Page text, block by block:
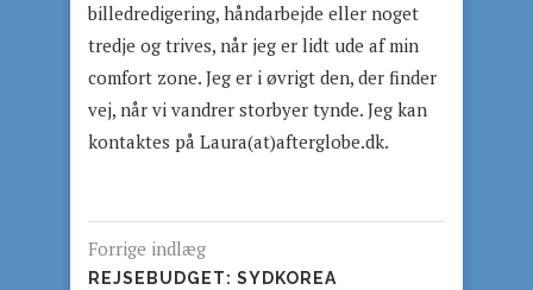
billedredigering, håndarbejde eller noget
tredje og trives, når jeg er lidt ude af min
comfort zone. Jeg er i øvrigt den, der finder
vej, når vi vandrer storbyer tynde. Jeg kan
kontaktes på Laura(at)afterglobe.dk.
Forrige indlæg
REJSEBUDGET: SYDKOREA